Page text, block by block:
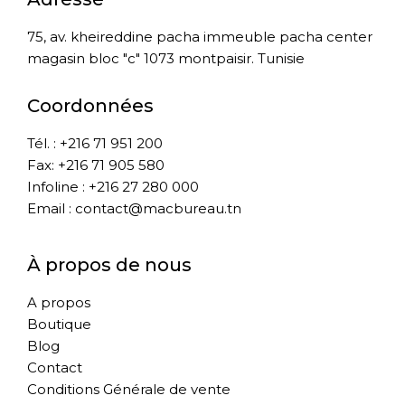
75, av. kheireddine pacha immeuble pacha center
magasin bloc "c" 1073 montpaisir. Tunisie
Coordonnées
Tél. : +216 71 951 200
Fax: +216 71 905 580
Infoline : +216 27 280 000
Email : contact@macbureau.tn
À propos de nous
A propos
Boutique
Blog
Contact
Conditions Générale de vente